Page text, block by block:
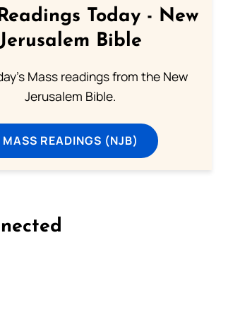
Today - New
Jerusalem Bible
Mass readings from the New
Jerusalem Bible.
MASS READINGS (NJB)